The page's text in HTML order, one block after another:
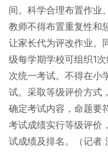
间。科学合理布置作业
教师不得布置重复性和
让家长代为评改作业。
级每学期学校可组织1
次统一考试。不得在小
试。采取等级评价方式
确定考试内容，命题要
考试成绩实行等级评价
试成绩及排名。（记者